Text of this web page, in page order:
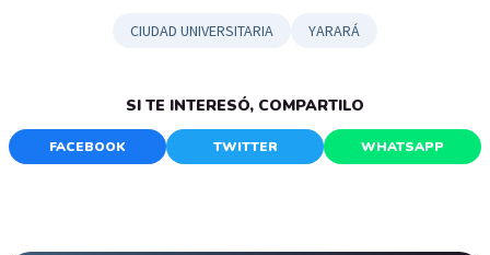
CIUDAD UNIVERSITARIA YARARÁ
SI TE INTERESÓ, COMPARTILO
FACEBOOK TWITTER WHATSAPP